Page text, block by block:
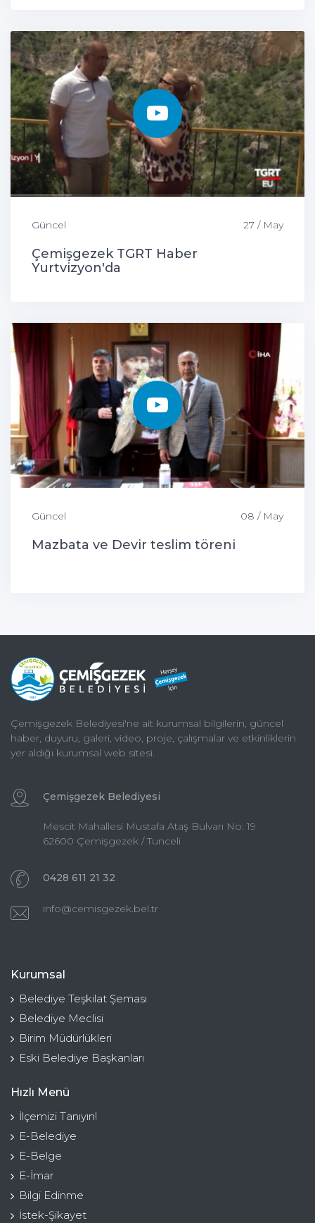
Güncel 27 / May
Çemişgezek TGRT Haber
Yurtvizyon'da
Güncel 08 / May
Mazbata ve Devir teslim töreni
Çemişgezek Belediyesi'ne ait kurumsal bilgilerin, güncel
haber, duyuru, galeri, video, proje, çalışmalar ve etkinliklerin
yer aldığı kurumsal web sitesi.
Çemişgezek Belediyesi
Mescit Mahallesi Mustafa Ataş Bulvarı No: 19
62600 Çemişgezek / Tunceli
0428 611 21 32
info@cemisgezek.bel.tr
Kurumsal
Belediye Teşkilat Şeması
Belediye Meclisi
Birim Müdürlükleri
Eski Belediye Başkanları
Hızlı Menü
İlçemizi Tanıyın!
E-Belediye
E-Belge
E-İmar
Bilgi Edinme
İstek-Şikayet